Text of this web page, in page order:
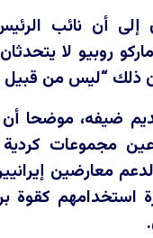
إلى أن نائب
روبيو لا
ذلك “ليس من
ضيفه، موضحا
مجموعات
معارضين
استخدامهم كقوة